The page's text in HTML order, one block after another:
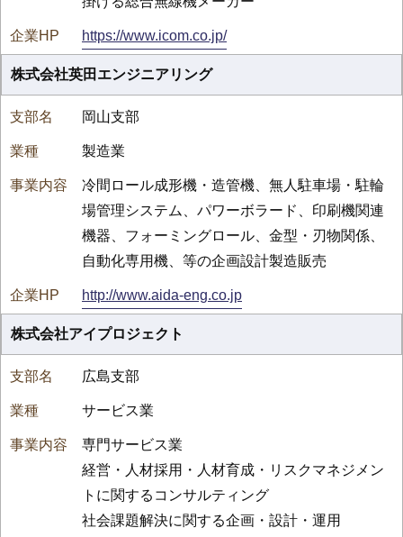
https://www.icom.co.jp/
株式会社英田エンジニアリング
岡山支部
製造業
冷間ロール成形機・造管機、無人駐車場・駐輪
場管理システム、パワーボラード、印刷機関連
機器、フォーミングロール、金型・刃物関係、
自動化専用機、等の企画設計製造販売
http://www.aida-eng.co.jp
株式会社アイプロジェクト
広島支部
サービス業
専門サービス業
経営・人材採用・人材育成・リスクマネジメン
トに関するコンサルティング
社会課題解決に関する企画・設計・運用